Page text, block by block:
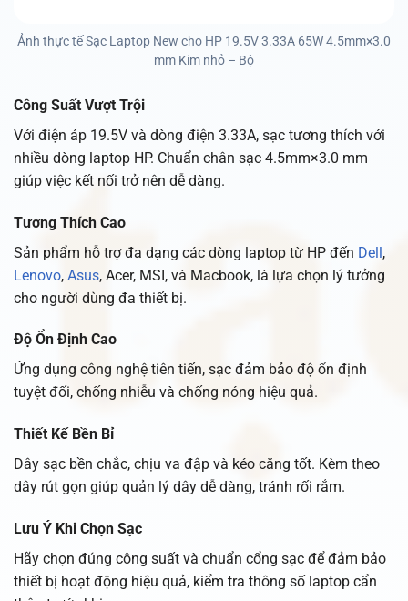
Ảnh thực tế Sạc Laptop New cho HP 19.5V 3.33A 65W 4.5mm×3.0
mm Kim nhỏ – Bộ
Công Suất Vượt Trội
Với điện áp 19.5V và dòng điện 3.33A, sạc tương thích với
nhiều dòng laptop HP. Chuẩn chân sạc 4.5mm×3.0 mm
giúp việc kết nối trở nên dễ dàng.
Tương Thích Cao
Sản phẩm hỗ trợ đa dạng các dòng laptop từ HP đến Dell,
Lenovo, Asus, Acer, MSI, và Macbook, là lựa chọn lý tưởng
cho người dùng đa thiết bị.
Độ Ổn Định Cao
Ứng dụng công nghệ tiên tiến, sạc đảm bảo độ ổn định
tuyệt đối, chống nhiễu và chống nóng hiệu quả.
Thiết Kế Bền Bỉ
Dây sạc bền chắc, chịu va đập và kéo căng tốt. Kèm theo
dây rút gọn giúp quản lý dây dễ dàng, tránh rối rắm.
Lưu Ý Khi Chọn Sạc
Hãy chọn đúng công suất và chuẩn cổng sạc để đảm bảo
thiết bị hoạt động hiệu quả, kiểm tra thông số laptop cẩn